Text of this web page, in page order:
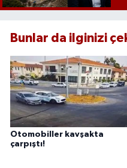
Bunlar da ilginizi
Otomobiller kavşakta
çarpıştı!